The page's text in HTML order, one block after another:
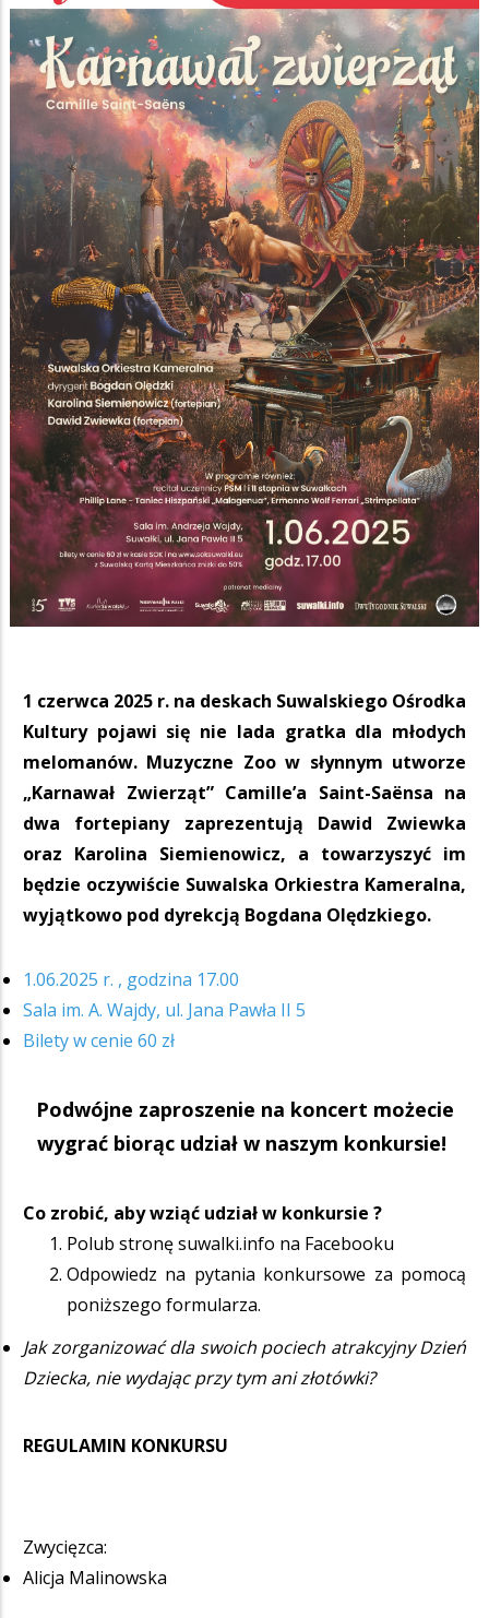
1 czerwca 2025 r. na deskach Suwalskiego Ośrodka
Kultury pojawi się nie lada gratka dla młodych
melomanów. Muzyczne Zoo w słynnym utworze
„Karnawał Zwierząt” Camille’a Saint-Saënsa na
dwa fortepiany zaprezentują Dawid Zwiewka
oraz Karolina Siemienowicz, a towarzyszyć im
będzie oczywiście Suwalska Orkiestra Kameralna,
wyjątkowo pod dyrekcją Bogdana Olędzkiego.
1.06.2025 r. , godzina 17.00
Sala im. A. Wajdy, ul. Jana Pawła II 5
Bilety w cenie 60 zł
Podwójne zaproszenie na koncert możecie
wygrać biorąc udział w naszym konkursie!
Co zrobić, aby wziąć udział w konkursie ?
Polub stronę suwalki.info na Facebooku
Odpowiedz na pytania konkursowe za pomocą
poniższego formularza.
Jak zorganizować dla swoich pociech atrakcyjny Dzień
Dziecka, nie wydając przy tym ani złotówki?
REGULAMIN KONKURSU
Zwycięzca:
Alicja Malinowska